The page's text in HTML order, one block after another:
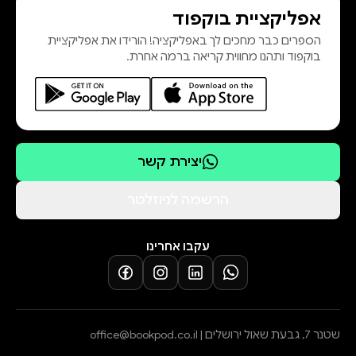
אפליקציית בוקפוד
הספרים כבר מחכים לך באפליקציה! הורידו את אפליקציית
בוקפוד ותהנו מחווית קריאה ברמה אחרת.
יצירת קשר
עקבו אחרינו
שטנר 7, גבעת שאול ירושלים | office@bookpod.co.il